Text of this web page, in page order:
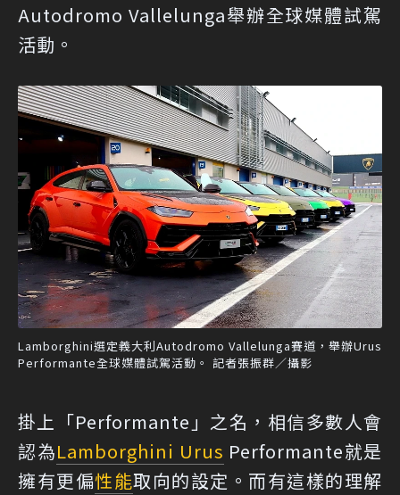
Autodromo Vallelunga舉辦全球媒體試駕
活動。
Lamborghini選定義大利Autodromo Vallelunga賽道，舉辦Urus
Performante全球媒體試駕活動。 記者張振群／攝影
掛上「Performante」之名，相信多數人會
認為Lamborghini Urus Performante就是
擁有更偏性能取向的設定。而有這樣的理解